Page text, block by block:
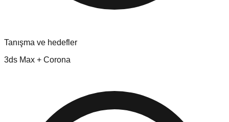
Tanışma ve hedefler
3ds Max + Corona